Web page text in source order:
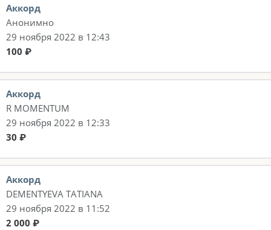
Аккорд
Анонимно
29 ноября 2022 в 12:43
100 ₽
Аккорд
R MOMENTUM
29 ноября 2022 в 12:33
30 ₽
Аккорд
DEMENTYEVA TATIANA
29 ноября 2022 в 11:52
2 000 ₽